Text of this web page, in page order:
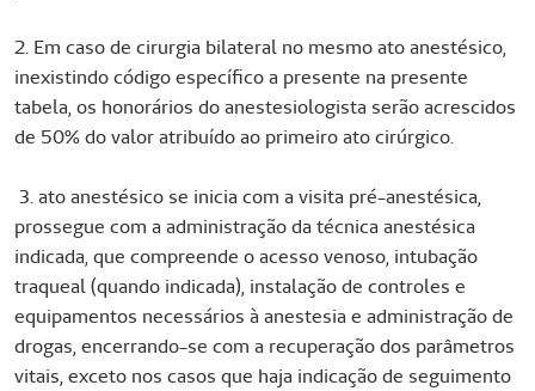
2. Em caso de cirurgia bilateral no mesmo ato anestésico,
inexistindo código específico a presente na presente
tabela, os honorários do anestesiologista serão acrescidos
de 50% do valor atribuído ao primeiro ato cirúrgico.
3. ato anestésico se inicia com a visita pré-anestésica,
prossegue com a administração da técnica anestésica
indicada, que compreende o acesso venoso, intubação
traqueal (quando indicada), instalação de controles e
equipamentos necessários à anestesia e administração de
drogas, encerrando-se com a recuperação dos parâmetros
vitais, exceto nos casos que haja indicação de seguimento